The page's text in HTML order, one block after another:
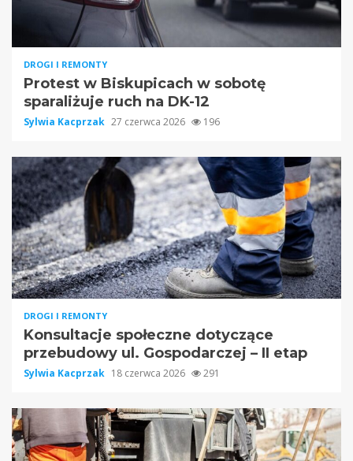
DROGI I REMONTY
Protest w Biskupicach w sobotę
sparaliżuje ruch na DK-12
Sylwia Kacprzak 27 czerwca 2026 196
DROGI I REMONTY
Konsultacje społeczne dotyczące
przebudowy ul. Gospodarczej – II etap
Sylwia Kacprzak 18 czerwca 2026 291